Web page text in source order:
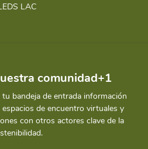
LAC
comunidad+1
bandeja de entrada información
de encuentro virtuales y
con otros actores clave de la